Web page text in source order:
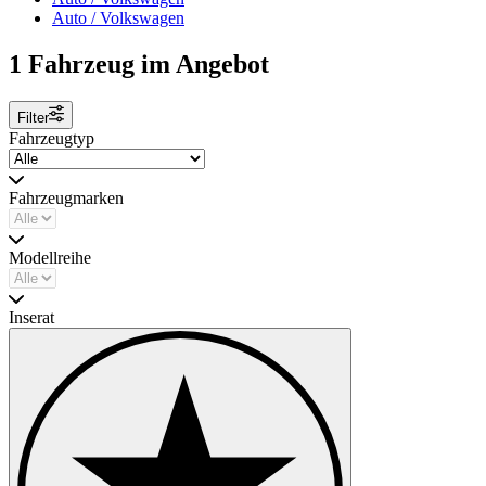
Billiglohnländern, mit entsprechender Qualität.
Unsere Cabrios und Limousinen werden prinzipiell komplett zerlegt
und neu aufgebaut. Dabei kommen überwiegend Neuteile (aus
eigener Produktion sowie Original- und/oder Reproteile) zum
Käfer auf dem aktuellen Stand der Technik
Wir fertigen Oldtimer in Neuwagenqualität. Ob Fahrwerk, Motoren,
Karosserie oder Sonderausstattungen - bei uns ist Ihr Käfer in guten
Händen. Absolut kompromisslos sind wir bei der Qualität sämtlicher
verbauten Teile. Für sicheren und komfortablen Fahrspaß
entwickeln wir die Komponenten zudem weiter.
Auto / Volkswagen
1 Fahrzeug im Angebot
Filter
Fahrzeugtyp
Fahrzeugmarken
Modellreihe
Inserat